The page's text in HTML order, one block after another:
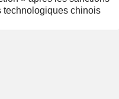
technologiques chinois